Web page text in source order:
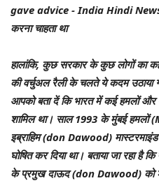
हालांकि, कुछ सरकार के कुछ लोगों का
की वर्चुअल रैली के चलते ये कदम उठाया
आपको बता दें कि भारत में कई हमलों और
शामिल था। साल 1993 के मुंबई
इब्राहिम (don Dawood)
घोषित कर दिया था। बताया जा रहा है
के प्रमुख दाऊद (don Dawood) को